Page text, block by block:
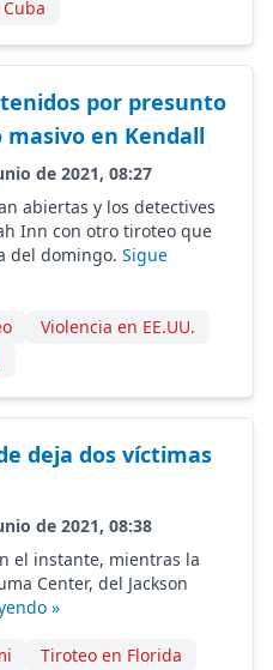
por presunto
en Kendall
de 2021, 08:27
abiertas y los detectives
Inn con otro tiroteo que
del domingo. Sigue
Violencia en EE.UU.
deja dos víctimas
de 2021, 08:38
el instante, mientras la
Center, del Jackson
»
Tiroteo en Florida